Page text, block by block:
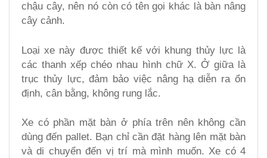
chậu cây, nên nó còn có tên gọi khác là bàn nâng
cây cảnh.
Loại xe này được thiết kế với khung thủy lực là
các thanh xếp chéo nhau hình chữ X. Ở giữa là
trục thủy lực, đảm bảo việc nâng hạ diễn ra ổn
định, cân bằng, không rung lắc.
Xe có phần mặt bàn ở phía trên nên không cần
dùng đến pallet. Bạn chỉ cần đặt hàng lên mặt bàn
và di chuyển đến vị trí mà mình muốn. Xe có 4